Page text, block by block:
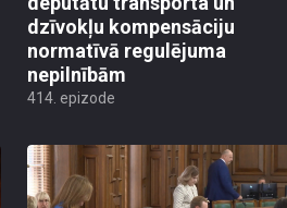
dzīvokļu kompensāciju
normatīvā regulējuma
nepilnībām
414. epizode